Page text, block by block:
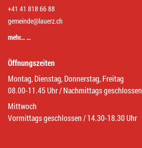
+41 41 818 66 88
gemeinde@lauerz.ch
mehr… …
Öffnungszeiten
Montag, Dienstag, Donnerstag, Freitag
08.00-11.45 Uhr / Nachmittags geschlossen
Mittwoch
Vormittags geschlossen / 14.30-18.30 Uhr